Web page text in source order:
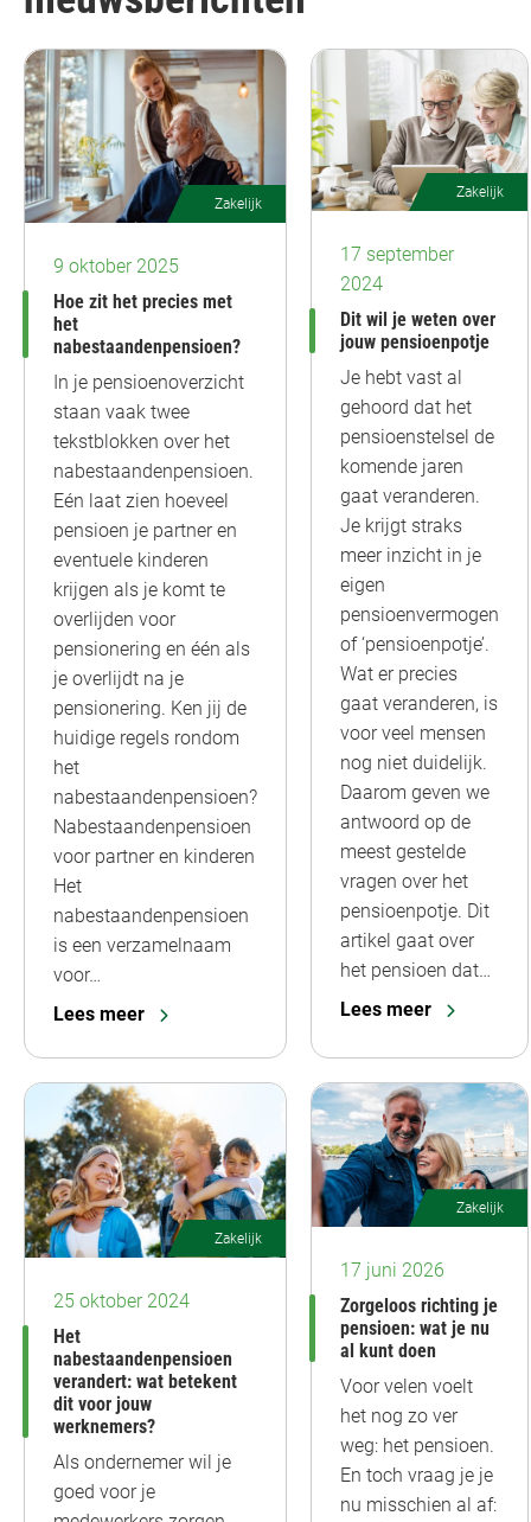
Zakelijk
9 oktober 2025
Hoe zit het precies met
het
nabestaandenpensioen?
In je pensioenoverzicht
staan vaak twee
tekstblokken over het
nabestaandenpensioen.
Eén laat zien hoeveel
pensioen je partner en
eventuele kinderen
krijgen als je komt te
overlijden voor
pensionering en één als
je overlijdt na je
pensionering. Ken jij de
huidige regels rondom
het
nabestaandenpensioen?
Nabestaandenpensioen
voor partner en kinderen
Het
nabestaandenpensioen
is een verzamelnaam
voor…
Lees meer
Zakelijk
17 september
2024
Dit wil je weten over
jouw pensioenpotje
Je hebt vast al
gehoord dat het
pensioenstelsel de
komende jaren
gaat veranderen.
Je krijgt straks
meer inzicht in je
eigen
pensioenvermogen
of ‘pensioenpotje’.
Wat er precies
gaat veranderen, is
voor veel mensen
nog niet duidelijk.
Daarom geven we
antwoord op de
meest gestelde
vragen over het
pensioenpotje. Dit
artikel gaat over
het pensioen dat…
Lees meer
Zakelijk
25 oktober 2024
Het
nabestaandenpensioen
verandert: wat betekent
dit voor jouw
werknemers?
Als ondernemer wil je
goed voor je
Zakelijk
17 juni 2026
Zorgeloos richting je
pensioen: wat je nu
al kunt doen
Voor velen voelt
het nog zo ver
weg: het pensioen.
En toch vraag je je
nu misschien al af: